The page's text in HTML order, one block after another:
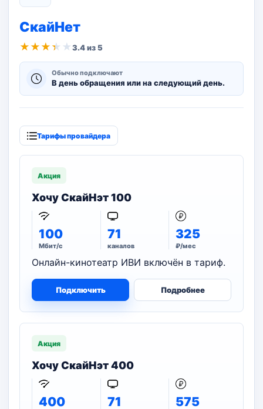
СкайНет
★ ★ ★ ★ ★3.4 из 5
Обычно подключают
В день обращения или на следующий день.
Тарифы провайдера
Акция
Хочу СкайНэт 100
100
Мбит/с
71
каналов
325
₽/мес
Онлайн-кинотеатр ИВИ включён в тариф.
Подключить Подробнее
Акция
Хочу СкайНэт 400
400 71 575